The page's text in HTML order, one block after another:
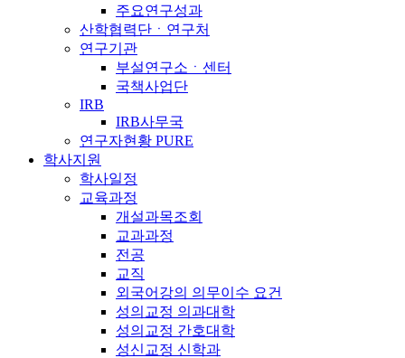
주요연구성과
산학협력단ㆍ연구처
연구기관
부설연구소ㆍ센터
국책사업단
IRB
IRB사무국
연구자현황 PURE
학사지원
학사일정
교육과정
개설과목조회
교과과정
전공
교직
외국어강의 의무이수 요건
성의교정 의과대학
성의교정 간호대학
성신교정 신학과